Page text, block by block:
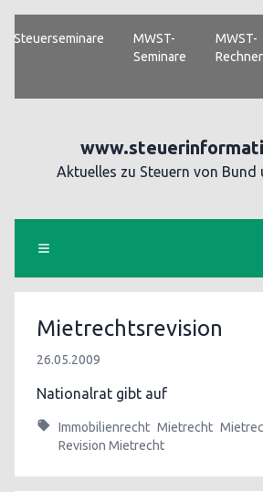
Steuerseminare
MWST-
Seminare
MWST-
Rechner
Aktuelles zu Steuern von Bund
Mietrechtsrevision
26.05.2009
Nationalrat gibt auf
Immobilienrecht Mietrecht
Revision Mietrecht